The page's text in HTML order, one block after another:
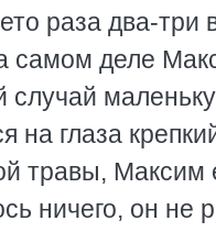
раза два-три
самом деле
случай
на глаза
травы, Максим
ничего, он не